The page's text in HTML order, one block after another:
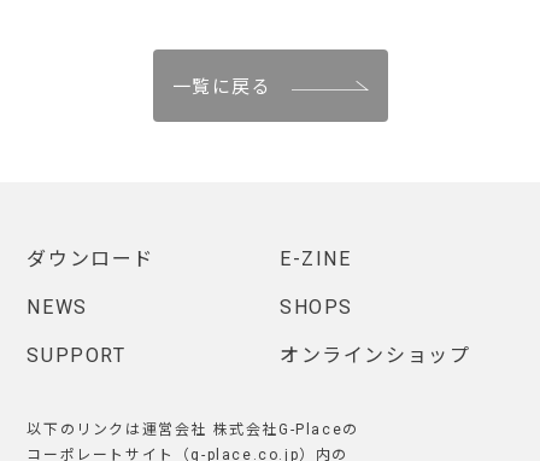
一覧に戻る
ダウンロード E-ZINE
NEWS SHOPS
SUPPORT オンラインショップ
以下のリンクは運営会社 株式会社G-Placeの
コーポレートサイト（g-place.co.jp）内の